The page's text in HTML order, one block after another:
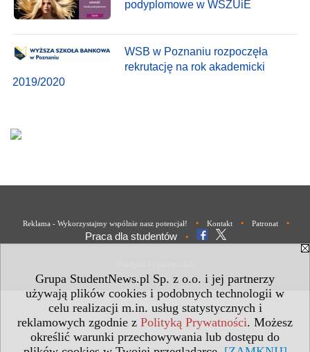
Grupa StudentNews.pl Sp. z o.o. i jej partnerzy
używają plików cookies i podobnych technologii w
celu realizacji m.in. usług statystycznych i
reklamowych zgodnie z Polityką Prywatności. Możesz
określić warunki przechowywania lub dostępu do
podyplomowe w WSZUiE
WSB w Poznaniu rozpoczęła
rekrutację na rok akademicki
2019/2020
Reklama - Wykorzystajmy wspólnie nasz potencjał! • Kontakt • Patronat •
Praca dla studentów •